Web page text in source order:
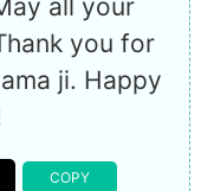
all your
you for
ji. Happy